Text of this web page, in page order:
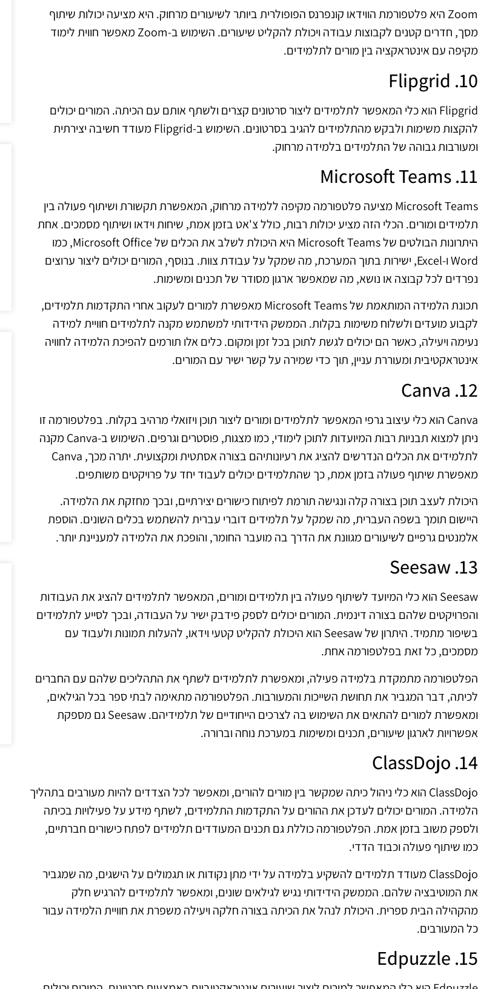
Zoom היא פלטפורמת הווידאו קונפרנס הפופולרית ביותר לשיעורים מרחוק. היא מציעה יכולות שיתוף
מסך, חדרים קטנים לקבוצות עבודה ויכולת להקליט שיעורים. השימוש ב-Zoom מאפשר חווית לימוד
מקיפה עם אינטראקציה בין מורים לתלמידים.
10. Flipgrid
Flipgrid הוא כלי המאפשר לתלמידים ליצור סרטונים קצרים ולשתף אותם עם הכיתה. המורים יכולים
להקצות משימות ולבקש מהתלמידים להגיב בסרטונים. השימוש ב-Flipgrid מעודד חשיבה יצירתית
ומעורבות גבוהה של התלמידים בלמידה מרחוק.
11. Microsoft Teams
Microsoft Teams מציעה פלטפורמה מקיפה ללמידה מרחוק, המאפשרת תקשורת ושיתוף פעולה בין
תלמידים ומורים. הכלי הזה מציע יכולות רבות, כולל צ'אט בזמן אמת, שיחות וידאו ושיתוף מסמכים. אחת
היתרונות הבולטים של Microsoft Teams היא היכולת לשלב את הכלים של Microsoft Office, כמו
Word ו-Excel, ישירות בתוך המערכת, מה שמקל על עבודת צוות. בנוסף, המורים יכולים ליצור ערוצים
נפרדים לכל קבוצה או נושא, מה שמאפשר ארגון מסודר של תכנים ומשימות.
תכונת הלמידה המותאמת של Microsoft Teams מאפשרת למורים לעקוב אחרי התקדמות תלמידים,
לקבוע מועדים ולשלוח משימות בקלות. הממשק הידידותי למשתמש מקנה לתלמידים חוויית למידה
נעימה ויעילה, כאשר הם יכולים לגשת לתוכן בכל זמן ומקום. כלים אלו תורמים להפיכת הלמידה לחוויה
אינטראקטיבית ומעוררת עניין, תוך כדי שמירה על קשר ישיר עם המורים.
12. Canva
Canva הוא כלי עיצוב גרפי המאפשר לתלמידים ומורים ליצור תוכן ויזואלי מרהיב בקלות. בפלטפורמה זו
ניתן למצוא תבניות רבות המיועדות לתוכן לימודי, כמו מצגות, פוסטרים וגרפים. השימוש ב-Canva מקנה
לתלמידים את הכלים הנדרשים להציג את רעיונותיהם בצורה אסתטית ומקצועית. יתרה מכך, Canva
מאפשרת שיתוף פעולה בזמן אמת, כך שהתלמידים יכולים לעבוד יחד על פרויקטים משותפים.
היכולת לעצב תוכן בצורה קלה ונגישה תורמת לפיתוח כישורים יצירתיים, ובכך מחזקת את הלמידה.
היישום תומך בשפה העברית, מה שמקל על תלמידים דוברי עברית להשתמש בכלים השונים. הוספת
אלמנטים גרפיים לשיעורים מגוונת את הדרך בה מועבר החומר, והופכת את הלמידה למעניינת יותר.
13. Seesaw
Seesaw הוא כלי המיועד לשיתוף פעולה בין תלמידים ומורים, המאפשר לתלמידים להציג את העבודות
והפרויקטים שלהם בצורה דינמית. המורים יכולים לספק פידבק ישיר על העבודה, ובכך לסייע לתלמידים
בשיפור מתמיד. היתרון של Seesaw הוא היכולת להקליט קטעי וידאו, להעלות תמונות ולעבוד עם
מסמכים, כל זאת בפלטפורמה אחת.
הפלטפורמה מתמקדת בלמידה פעילה, ומאפשרת לתלמידים לשתף את התהליכים שלהם עם החברים
לכיתה, דבר המגביר את תחושת השייכות והמעורבות. הפלטפורמה מתאימה לבתי ספר בכל הגילאים,
ומאפשרת למורים להתאים את השימוש בה לצרכים הייחודיים של תלמידיהם. Seesaw גם מספקת
אפשרויות לארגון שיעורים, תכנים ומשימות במערכת נוחה וברורה.
14. ClassDojo
ClassDojo הוא כלי ניהול כיתה שמקשר בין מורים להורים, ומאפשר לכל הצדדים להיות מעורבים בתהליך
הלמידה. המורים יכולים לעדכן את ההורים על התקדמות התלמידים, לשתף מידע על פעילויות בכיתה
ולספק משוב בזמן אמת. הפלטפורמה כוללת גם תכנים המעודדים תלמידים לפתח כישורים חברתיים,
כמו שיתוף פעולה וכבוד הדדי.
ClassDojo מעודד תלמידים להשקיע בלמידה על ידי מתן נקודות או תגמולים על הישגים, מה שמגביר
את המוטיבציה שלהם. הממשק הידידותי נגיש לגילאים שונים, ומאפשר לתלמידים להרגיש חלק
מהקהילה הבית ספרית. היכולת לנהל את הכיתה בצורה חלקה ויעילה משפרת את חוויית הלמידה עבור
כל המעורבים.
15. Edpuzzle